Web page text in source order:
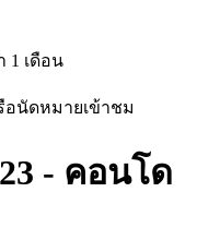
1 เดือน
นัดหมายเข้าชม
- คอนโด